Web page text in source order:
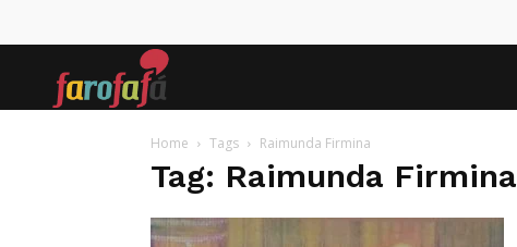
Home Tags Raimunda Firmina
Tag: Raimunda Firmina